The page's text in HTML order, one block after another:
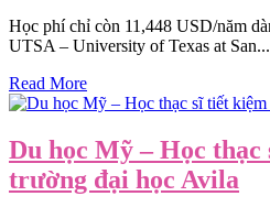
Học phí chỉ còn 11,448 USD/năm
UTSA – University of Texas at San...
Read More
Du học Mỹ – Học
trường đại học Avila